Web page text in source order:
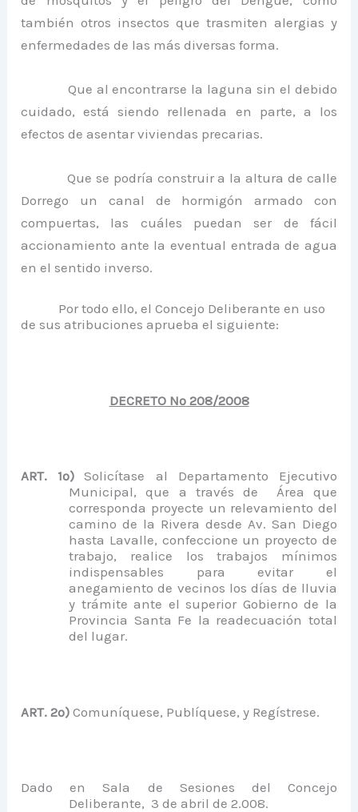
también otros insectos que trasmiten alergias y
enfermedades de las más diversas forma.
Que al encontrarse la laguna sin el debido
cuidado, está siendo rellenada en parte, a los
efectos de asentar viviendas precarias.
Que se podría construir a la altura de calle
Dorrego un canal de hormigón armado con
compuertas, las cuáles puedan ser de fácil
accionamiento ante la eventual entrada de agua
en el sentido inverso.
Por todo ello, el Concejo Deliberante en uso
de sus atribuciones aprueba el siguiente:
DECRETO Nº208/2008
ART. 1º)
Solicítase al Departamento Ejecutivo
Municipal, que a través de Área que
corresponda proyecte un relevamiento del
camino de la Rivera desde Av. San Diego
hasta Lavalle, confeccione un proyecto de
trabajo, realice los trabajos mínimos
indispensables para evitar el
anegamiento de vecinos los días de lluvia
y trámite ante el superior Gobierno de la
Provincia Santa Fe la readecuación total
del lugar.
ART. 2º) Comuníquese, Publíquese, y Regístrese.
Dado en Sala de Sesiones del Concejo
Deliberante, 3 de abril de 2.008.